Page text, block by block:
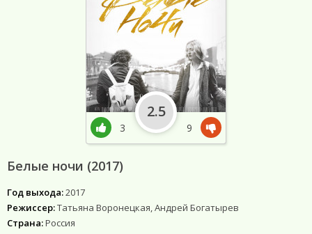
Белые ночи (2017)
Год выхода:2017
Режиссер:Татьяна Воронецкая, Андрей Богатырев
Страна:Россия
3
2.5
9